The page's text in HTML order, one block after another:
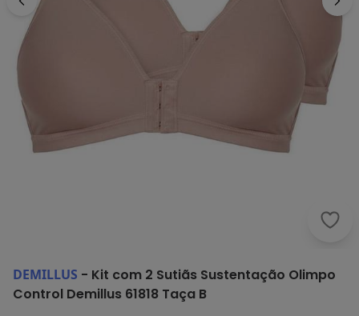
DEMILLUS - Kit com 2 Sutiãs Sustentação Olimpo
Control Demillus 61818 Taça B